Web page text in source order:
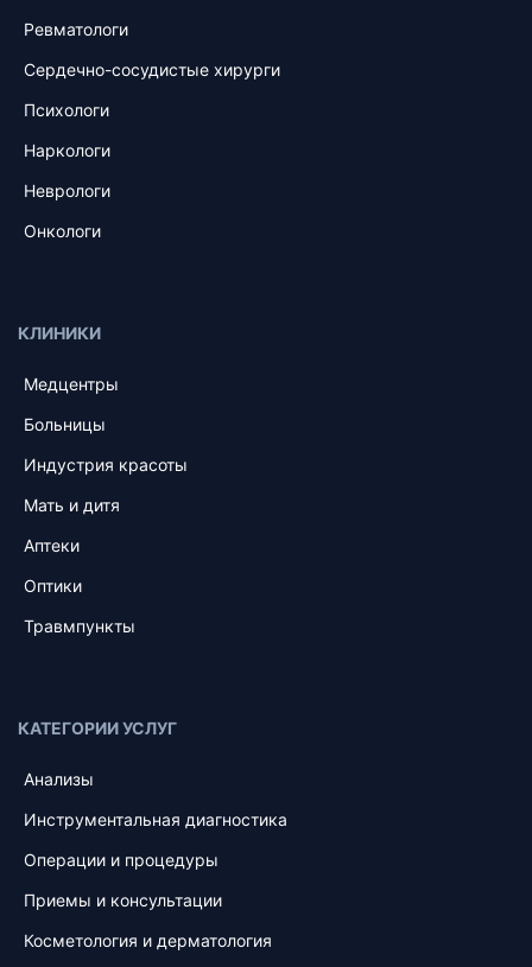
Ревматологи
Сердечно-сосудистые хирурги
Психологи
Наркологи
Неврологи
Онкологи
КЛИНИКИ
Медцентры
Больницы
Индустрия красоты
Мать и дитя
Аптеки
Оптики
Травмпункты
КАТЕГОРИИ УСЛУГ
Анализы
Инструментальная диагностика
Операции и процедуры
Приемы и консультации
Косметология и дерматология